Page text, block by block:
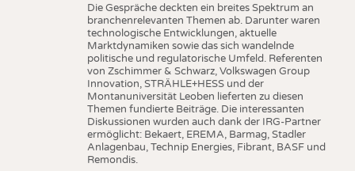
Die Gespräche deckten ein breites Spektrum an
branchenrelevanten Themen ab. Darunter waren
technologische Entwicklungen, aktuelle
Marktdynamiken sowie das sich wandelnde
politische und regulatorische Umfeld. Referenten
von Zschimmer & Schwarz, Volkswagen Group
Innovation, STRÄHLE+HESS und der
Montanuniversität Leoben lieferten zu diesen
Themen fundierte Beiträge. Die interessanten
Diskussionen wurden auch dank der IRG-Partner
ermöglicht: Bekaert, EREMA, Barmag, Stadler
Anlagenbau, Technip Energies, Fibrant, BASF und
Remondis.